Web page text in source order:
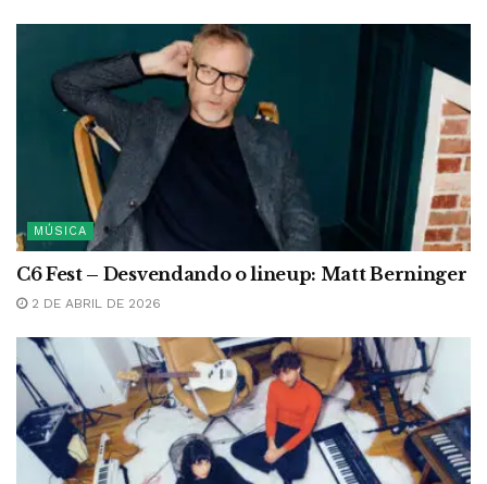
MÚSICA
C6 Fest – Desvendando o lineup: Matt Berninger
2 DE ABRIL DE 2026